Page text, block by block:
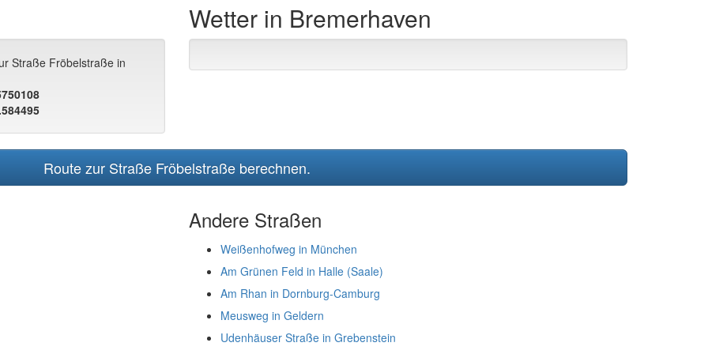
Straße Fröbelstraße in
Wetter in Bremerhaven
Route zur Straße Fröbelstraße berechnen.
Andere Straßen
Weißenhofweg in München
Am Grünen Feld in Halle (Saale)
Am Rhan in Dornburg-Camburg
Meusweg in Geldern
Udenhäuser Straße in Grebenstein